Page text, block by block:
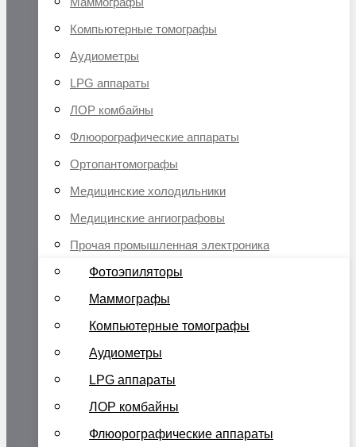
Компьютерные томографы
Аудиометры
LPG аппараты
ЛОР комбайны
Флюорографические аппараты
Ортопантомографы
Медицинские холодильники
Медицинские ангиографовы
Прочая промышленная электроника
Фотоэпиляторы
Маммографы
Компьютерные томографы
Аудиометры
LPG аппараты
ЛОР комбайны
Флюорографические аппараты